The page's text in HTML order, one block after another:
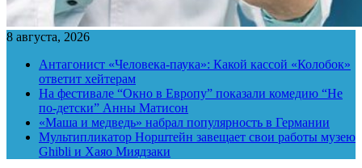
8 августа, 2026
Антагонист «Человека-паука»: Какой кассой «Колобок»
ответит хейтерам
На фестивале “Окно в Европу” показали комедию “Не
по-детски” Анны Матисон
«Маша и медведь» набрал популярность в Германии
Мультипликатор Норштейн завещает свои работы музею
Ghibli и Хаяо Миядзаки